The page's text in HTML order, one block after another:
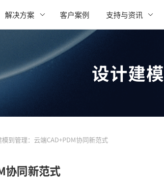
解决方案 客户案例 支持与资讯
设计建模
模到管理：云端CAD+PDM协同新范式
协同新范式